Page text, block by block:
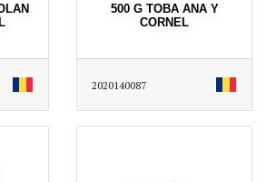
500 G TOBA ANA Y
CORNEL
2020140087